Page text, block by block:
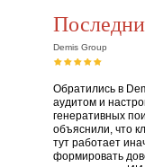
Demis Group
Обратились в
аудитом и
генеративных
объяснили, что
тут работает
формировать